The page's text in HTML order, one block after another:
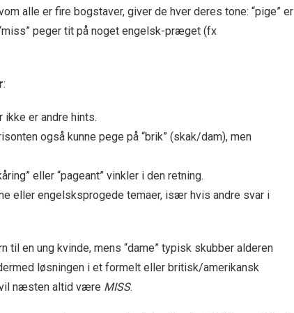
alle er fire bogstaver, giver de hver deres tone: “pige” er
peger tit på noget engelsk-præget (fx
:
er andre hints.
også kunne pege på “brik” (skak/dam), men
eller “pageant” vinkler i den retning.
eller engelsksprogede temaer, især hvis andre svar i
til en ung kvinde, mens “dame” typisk skubber alderen
løsningen i et formelt eller britisk/amerikansk
vil næsten altid være MISS.